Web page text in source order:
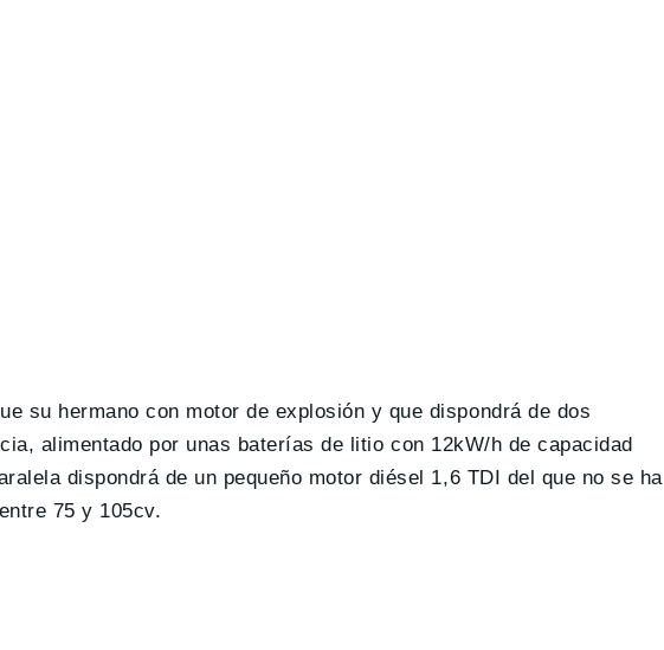
su hermano con motor de explosión y que dispondrá de dos
alimentado por unas baterías de litio con 12kW/h de capacidad
dispondrá de un pequeño motor diésel 1,6 TDI del que no se ha
75 y 105cv.